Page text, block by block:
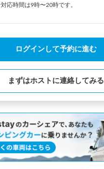
応時間は9時〜20時です。
ログインして予約に進む
まずはホストに連絡してみる